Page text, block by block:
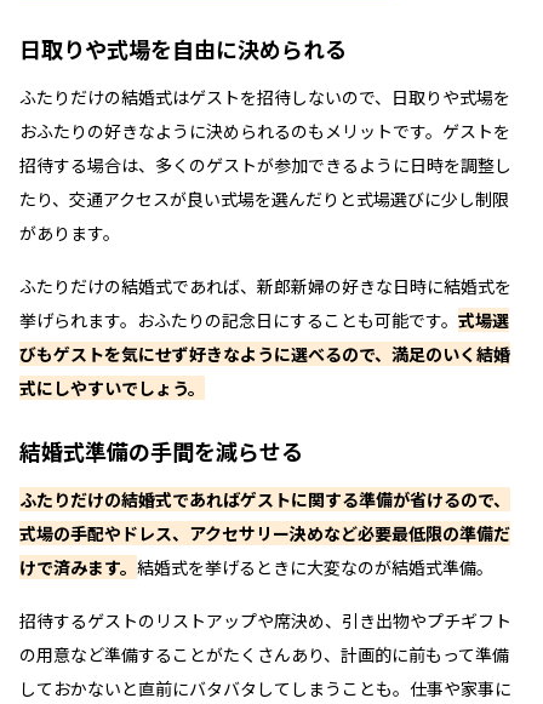
日取りや式場を自由に決められる
ふたりだけの結婚式はゲストを招待しないので、日取りや式場を
おふたりの好きなように決められるのもメリットです。ゲストを
招待する場合は、多くのゲストが参加できるように日時を調整し
たり、交通アクセスが良い式場を選んだりと式場選びに少し制限
があります。
ふたりだけの結婚式であれば、新郎新婦の好きな日時に結婚式を
挙げられます。おふたりの記念日にすることも可能です。 式場選
びもゲストを気にせず好きなように選べるので、満足のいく結婚
式にしやすいでしょう。
結婚式準備の手間を減らせる
ふたりだけの結婚式であればゲストに関する準備が省けるので、
式場の手配やドレス、アクセサリー決めなど必要最低限の準備だ
けで済みます。 結婚式を挙げるときに大変なのが結婚式準備。
招待するゲストのリストアップや席決め、引き出物やプチギフト
の用意など準備することがたくさんあり、計画的に前もって準備
しておかないと直前にバタバタしてしまうことも。仕事や家事に